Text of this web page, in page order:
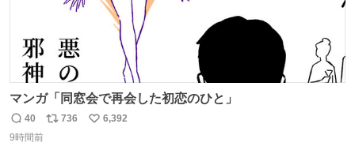
マンガ「同窓会で再会した初恋のひと」
返
信
40
リ
736
い
6,392
9時間前